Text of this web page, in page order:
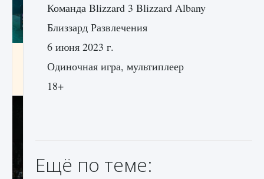
Как приручить существ из степей Тамура в
игре Creatures of Ava
9 августа 2024
Команда Blizzard 3 Blizzard Albany
Близзард Развлечения
6 июня 2023 г.
Одиночная игра, мультиплеер
18+
Ещё по теме: